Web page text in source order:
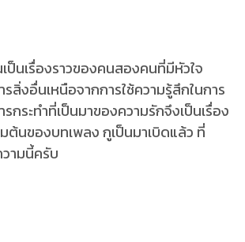
ป็นเรื่องราวของคนสองคนที่มีหัวใจ
งอื่นเหนือจากการใช้ความรู้สึกในการ
กระทำที่เป็นมาของความรักจึงเป็นเรื่อง
ต้นของบทเพลง กูเป็นมาเบิดแล้ว ที่
ามนี้ครับ